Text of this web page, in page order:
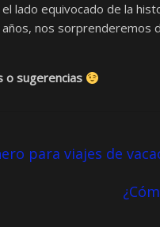
lado equivocado de la
años, nos
o sugerencias
para viajes de